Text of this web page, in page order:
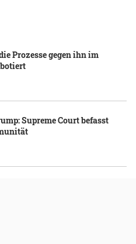
Prozesse gegen ihn im
Supreme Court befasst